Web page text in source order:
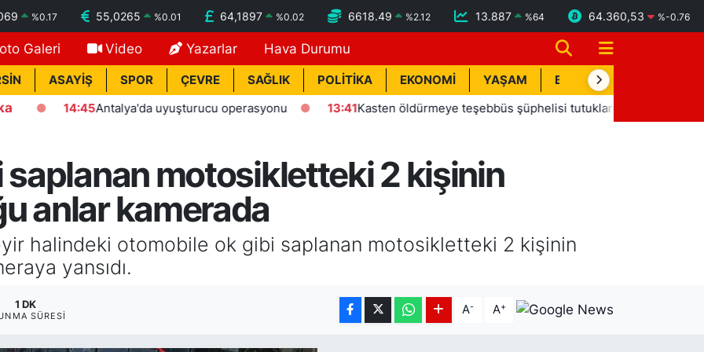
%0.17 55,0265 %0.01 64,1897 %0.02 6618.49 %2.12 13.887 %64 64.360,53 %-0.76
Galeri Video Yazarlar Hava Durumu
ASAYİŞ SPOR ÇEVRE SAĞLIK POLİTİKA EKONOMİ YAŞAM BİK İLAN
14:45 Antalya'da uyuşturucu operasyonu 13:41 Kasten öldürmeye teşebbüs şüphelisi tutuklandı
motosikletteki 2 kişinin
anlar kamerada
halindeki otomobile ok gibi saplanan motosikletteki 2 kişinin
yansıdı.
1 DK
SÜRESI A- A+